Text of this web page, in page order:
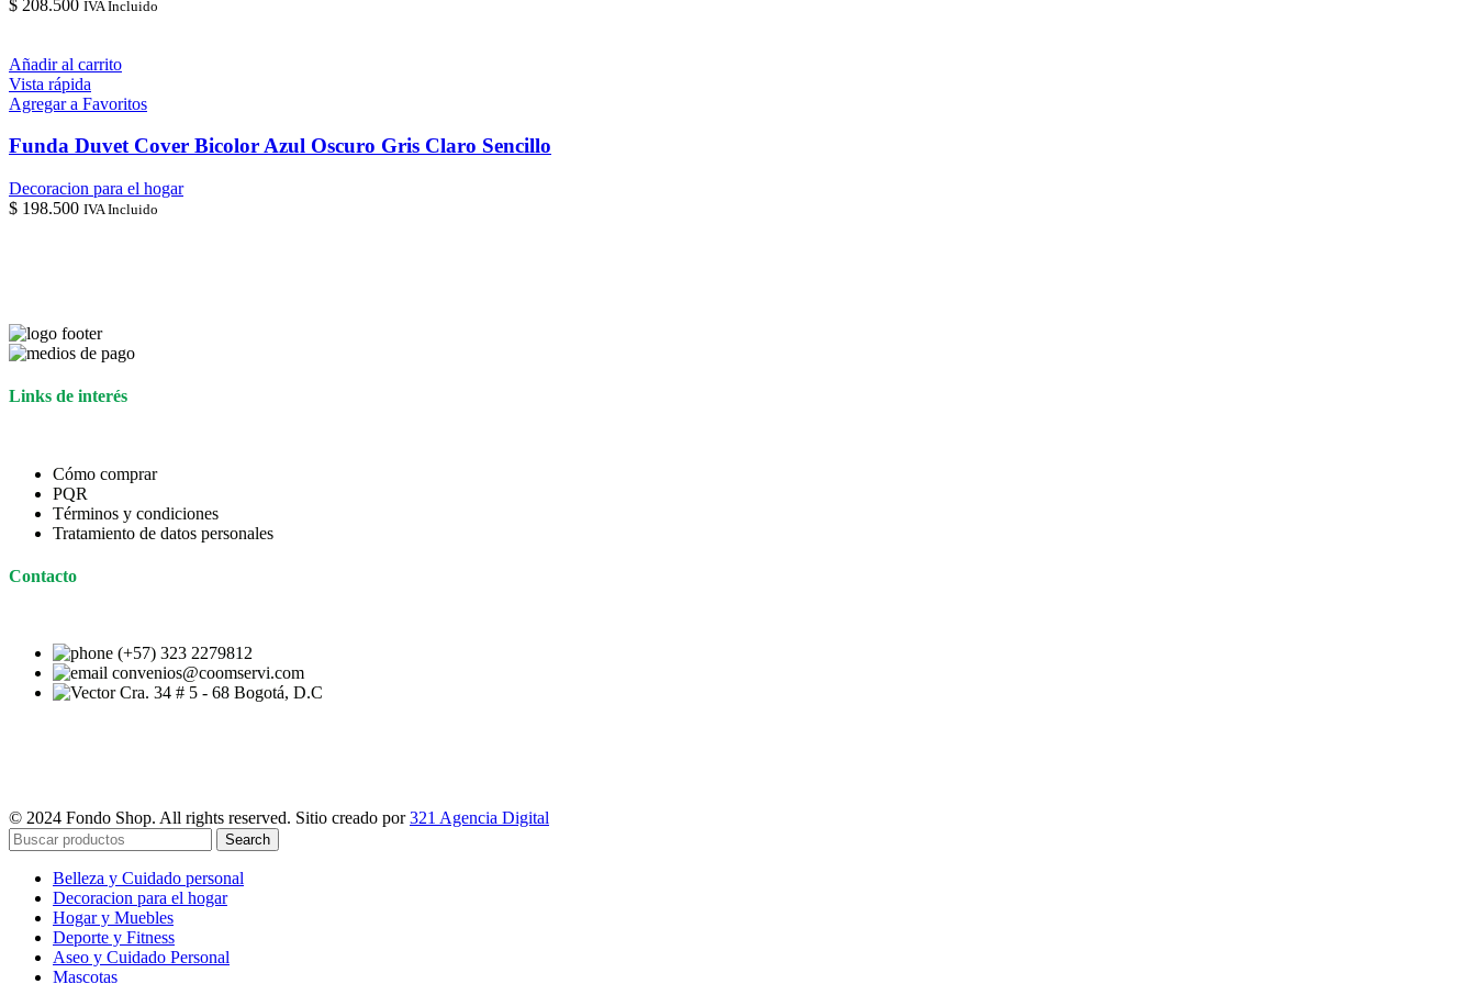
$ 208.500 IVA Incluido
Añadir al carrito
Vista rápida
Agregar a Favoritos
Funda Duvet Cover Bicolor Azul Oscuro Gris Claro Sencillo
Decoracion para el hogar
$ 198.500 IVA Incluido
Links de interés
Cómo comprar
PQR
Términos y condiciones
Tratamiento de datos personales
Contacto
(+57) 323 2279812
convenios@coomservi.com
Cra. 34 # 5 - 68 Bogotá, D.C
© 2024 Fondo Shop. All rights reserved. Sitio creado por321 Agencia Digital
Search
Belleza y Cuidado personal
Decoracion para el hogar
Hogar y Muebles
Deporte y Fitness
Aseo y Cuidado Personal
Mascotas